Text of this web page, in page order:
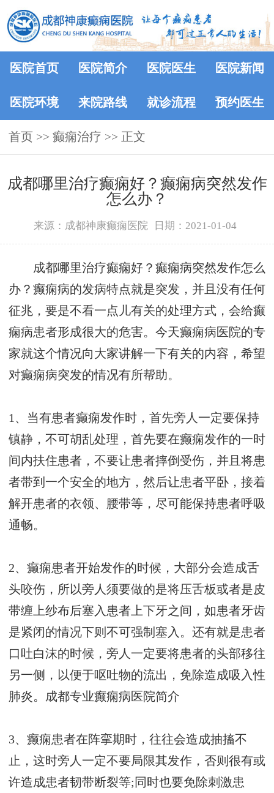
医院首页 医院简介 医院医生 医院新闻
医院环境 来院路线 就诊流程 预约医生
首页 >> 癫痫治疗 >> 正文
成都哪里治疗癫痫好？癫痫病突然发作
怎么办？
来源：成都神康癫痫医院 日期：2021-01-04
成都哪里治疗癫痫好？癫痫病突然发作怎么
办？癫痫病的发病特点就是突发，并且没有任何
征兆，要是不看一点儿有关的处理方式，会给癫
痫病患者形成很大的危害。今天癫痫病医院的专
家就这个情况向大家讲解一下有关的内容，希望
对癫痫病突发的情况有所帮助。
1、当有患者癫痫发作时，首先旁人一定要保持
镇静，不可胡乱处理，首先要在癫痫发作的一时
间内扶住患者，不要让患者摔倒受伤，并且将患
者带到一个安全的地方，然后让患者平卧，接着
解开患者的衣领、腰带等，尽可能保持患者呼吸
通畅。
2、癫痫患者开始发作的时候，大部分会造成舌
头咬伤，所以旁人须要做的是将压舌板或者是皮
带缠上纱布后塞入患者上下牙之间，如患者牙齿
是紧闭的情况下则不可强制塞入。还有就是患者
口吐白沫的时候，旁人一定要将患者的头部移往
另一侧，以便于呕吐物的流出，免除造成吸入性
肺炎。 成都专业癫痫病医院简介
3、癫痫患者在阵挛期时，往往会造成抽搐不
止，这时旁人一定不要局限其发作，否则很有或
许造成患者韧带断裂等;同时也要免除刺激患